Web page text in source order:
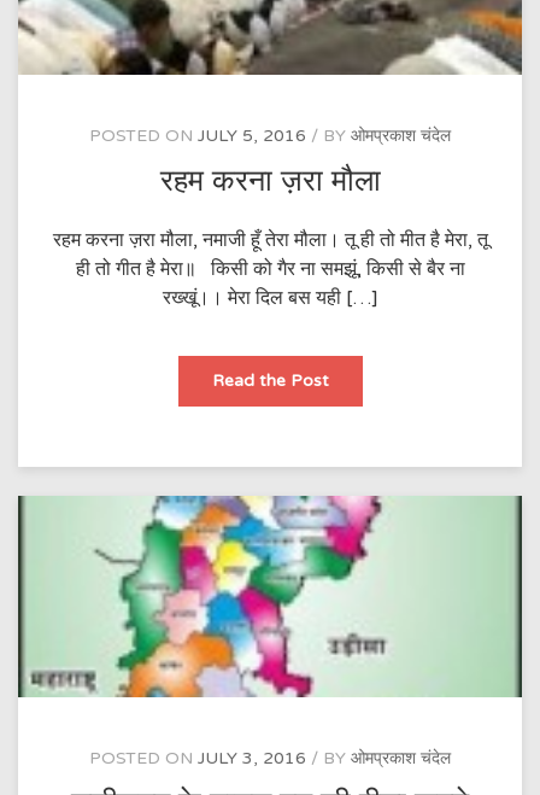
POSTED ON JULY 5, 2016 BY ओमप्रकाश चंदेल
रहम करना ज़रा मौला
रहम करना ज़रा मौला, नमाजी हूँ तेरा मौला। तू ही तो मीत है मेरा, तू
ही तो गीत है मेरा॥ किसी को गैर ना समझूं, किसी से बैर ना
रख्खूं।। मेरा दिल बस यही […]
Read the Postरहम
ज़रा
POSTED ON JULY 3, 2016 BY ओमप्रकाश चंदेल